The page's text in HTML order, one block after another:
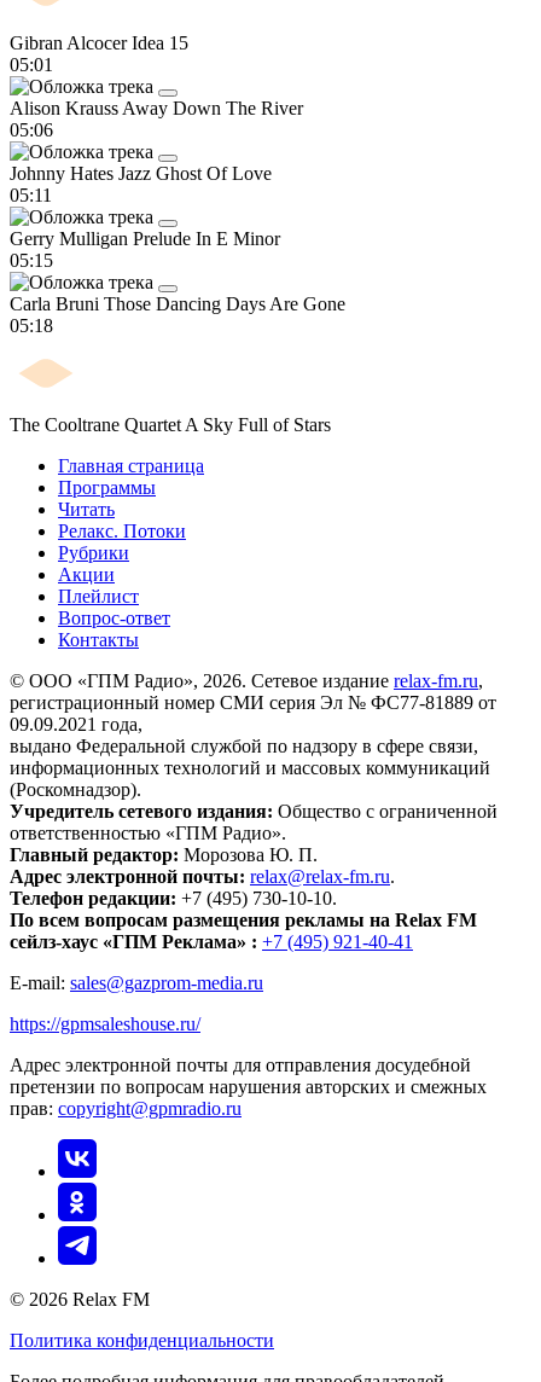
Gibran AlcocerIdea 15
05:01
Alison Krauss Away Down The River
05:06
Johnny Hates Jazz Ghost Of Love
05:11
Gerry Mulligan Prelude In E Minor
05:15
Carla Bruni Those Dancing Days Are Gone
05:18
The Cooltrane Quartet A Sky Full of Stars
Главная страница
Программы
Читать
Релакс. Потоки
Рубрики
Акции
Плейлист
Вопрос-ответ
Контакты
© ООО «ГПМ Радио», 2026. Сетевое издание relax-fm.ru,
регистрационный номер СМИ серия Эл № ФС77-81889 от
09.09.2021 года,
выдано Федеральной службой по надзору в сфере связи,
информационных технологий и массовых коммуникаций
(Роскомнадзор).
Учредитель сетевого издания: Общество с ограниченной
ответственностью «ГПМ Радио».
Главный редактор: Морозова Ю. П.
Адрес электронной почты: relax@relax-fm.ru.
Телефон редакции: +7 (495) 730-10-10.
По всем вопросам размещения рекламы на Relax FM
сейлз-хаус «ГПМ Реклама» : +7 (495) 921-40-41
E-mail: sales@gazprom-media.ru
https://gpmsaleshouse.ru/
Адрес электронной почты для отправления досудебной
претензии по вопросам нарушения авторских и смежных
прав: copyright@gpmradio.ru
© 2026 Relax FM
Политика конфиденциальности